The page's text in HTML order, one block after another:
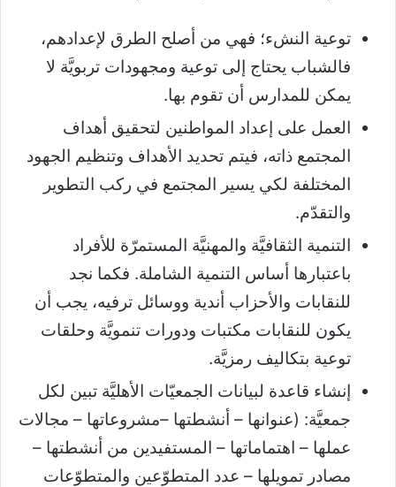
توعية النشء؛ فهي من أصلح الطرق لإعدادهم،
فالشباب يحتاج إلى توعية ومجهودات تربويَّة لا
يمكن للمدارس أن تقوم بها.
العمل على إعداد المواطنين لتحقيق أهداف
المجتمع ذاته، فيتم تحديد الأهداف وتنظيم الجهود
المختلفة لكي يسير المجتمع في ركب التطوير
والتقدّم.
التنمية الثقافيَّة والمهنيَّة المستمرّة للأفراد
باعتبارها أساس التنمية الشاملة. فكما نجد
للنقابات والأحزاب أندية ووسائل ترفيه، يجب أن
يكون للنقابات مكتبات ودورات تنمويَّة وحلقات
توعية بتكاليف رمزيَّة.
إنشاء قاعدة لبيانات الجمعيّات الأهليَّة تبين لكل
جمعيَّة: (عنوانها – أنشطتها –مشروعاتها – مجالات
عملها – اهتماماتها – المستفيدين من أنشطتها –
مصادر تمويلها – عدد المتطوّعين والمتطوّعات